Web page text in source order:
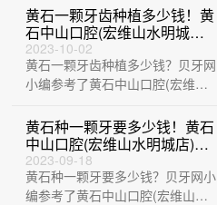
腔医院、···
黄石一颗牙齿种植多少钱！黄
石中山口腔(宏维山水明城店)
种植牙价格表更新，瑞典尼奥
斯neoss种植牙：8109元起/
颗！
2023-10-02
黄石一颗牙齿种植多少钱？贝牙网
小编参考了黄石中山口腔(宏维山
所、黄石华···
黄石种一颗牙要多少钱！黄石
中山口腔(宏维山水明城店)种
植牙价格表更新，国产康德泰
种植牙价格：3713元起/颗！
2023-09-18
黄石种一颗牙要多少钱？贝牙网小
编参考了黄石中山口腔(宏维山水